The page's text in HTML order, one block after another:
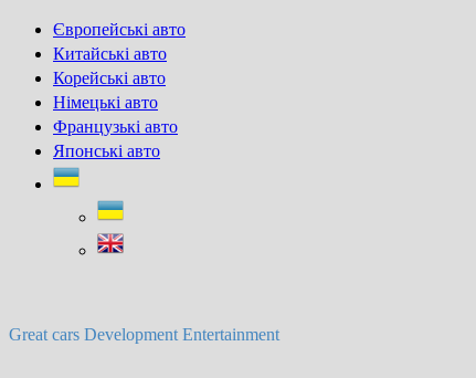
Skip
content
Європейські авто
Китайські авто
Корейські авто
Німецькі авто
Французькі авто
Японські авто
Great cars Development Entertainment